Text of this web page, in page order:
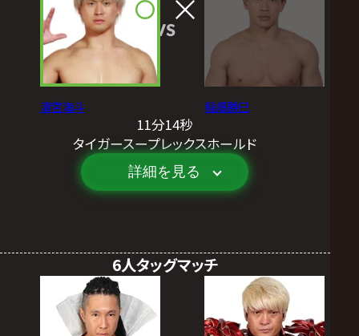
清宮海斗
VS
稲畑勝巳
11分14秒
タイガースープレックスホールド
詳細を見る
6人タッグマッチ